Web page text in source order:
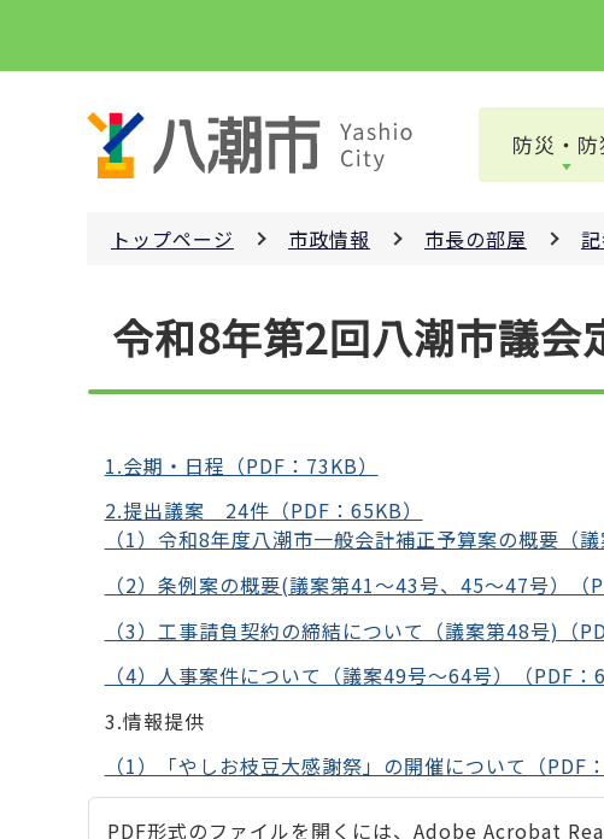
ペ
防災・防
トップページ 市政情報 市長の部屋
令和8年第2回八潮市議会
1.会期・日程（PDF：73KB）
2.提出議案 24件（PDF：65KB）
（1）令和8年度八潮市一般会計補正予算案の概要（
（2）条例案の概要(議案第41～43号、45～47号）（
（3）工事請負契約の締結について（議案第48号)（
（4）人事案件について（議案49号～64号）（PDF：
3.情報提供
（1）「やしお枝豆大感謝祭」の開催について（PDF
PDF形式のファイルを開くには、Adobe Acrobat